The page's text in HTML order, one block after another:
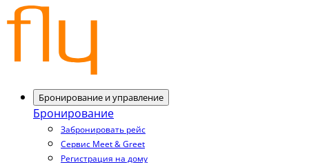
Бронирование и управление
Бронирование
Забронировать рейс
Сервис Meet & Greet
Регистрация на дому